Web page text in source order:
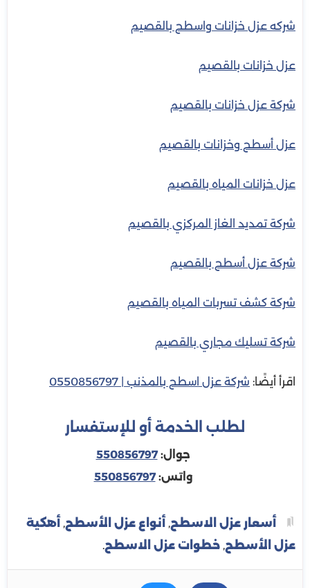
شركه عزل خزانات واسطح بالقصيم
عزل خزانات بالقصيم
شركة عزل خزانات بالقصيم
عزل أسطح وخزانات بالقصيم
عزل خزانات المياه بالقصيم
شركة تمديد الغاز المركزي بالقصيم
شركة عزل أسطح بالقصيم
شركة كشف تسربات المياه بالقصيم
شركة تسليك مجاري بالقصيم
اقرأ أيضًا: شركة عزل اسطح بالمذنب | 0550856797
لطلب الخدمة أو للإستفسار
جوال:550856797
واتس:550856797
أسعار عزل الاسطح, أنواع عزل الأسطح, أهكية
عزل الأسطح, خطوات عزل الاسطح.